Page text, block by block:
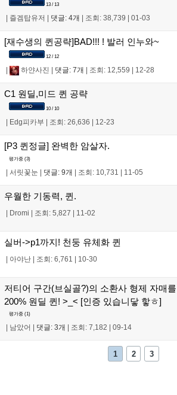
13 / 13
| 즐겜탑유저 | 댓글: 4개 | 조회: 38,739 | 01-03
[재수생의 퀸공략]BAD!!! ! 발러 인누와~
12 / 12
하얀사진 댓글: 7개 조회: 12,559 12-28
C1 원딜,미드 퀸 공략
10 / 10
Edg피카부 조회: 26,636 12-23
[P3 퀸정글] 완벽한 암살자.
평가중 (3)
| 서릿꽃눈 | 댓글: 9개 | 조회: 10,731 | 11-05
우월한 기동력, 퀸.
| Dromi | 조회: 5,827 | 11-02
실버->p1까지! 천둥 유체화 퀸
| 아야난 | 조회: 6,761 | 10-30
저티어 구간(브실골?)의 소환사 형제 자매
200% 원딜 퀸! >_< [인증 있습니닿 핳ㅎ]
평가중 (1)
남았어 댓글: 3개 조회: 7,182 09-14
1 2 3